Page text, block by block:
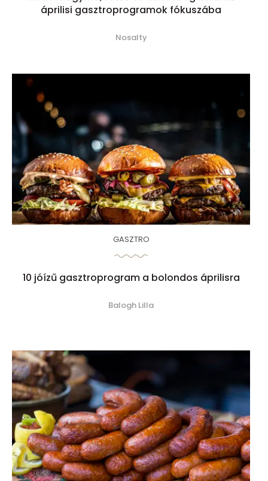
áprilisi gasztroprogramok fókuszába
Nosalty
GASZTRO
10 jóízű gasztroprogram a bolondos áprilisra
Balogh Lilla